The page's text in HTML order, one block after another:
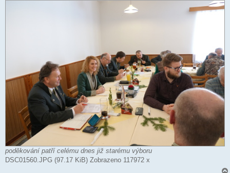
poděkování patří celému dnes již starému výboru
DSC01560.JPG (97.17 KiB) Zobrazeno 117972 x